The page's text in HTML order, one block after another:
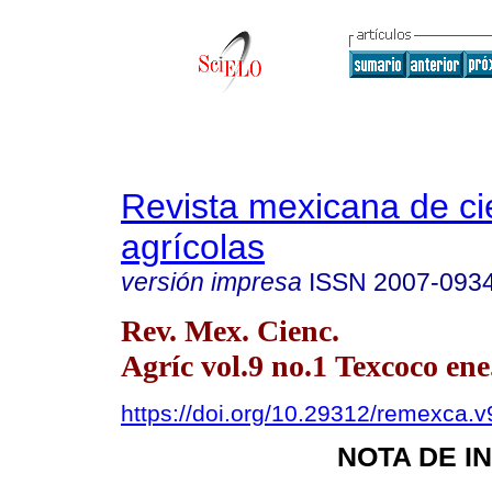
Revista mexicana de
agrícolas
versión impresa ISSN 2007-
Rev. Mex. Cienc.
Agríc vol.9 no.1 Texcoco
https://doi.org/10.29312/
NOTA DE